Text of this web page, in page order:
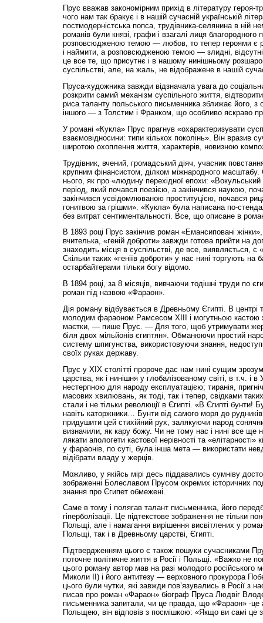
Прус вважав закономірним прихід в літературу героя-
чого нам так бракує і в нашій сучасній українській
постмодерністська попса, трудівника-селянина в ній
романів були князі, графи і взагалі лиця
розповсюдженою темою — любов, то тепер героями є
і наймити, а розповсюдженою темою — злидні,
це все те, що присутнє і в нашому нинішньому
суспільстві, але, на жаль, не відображене в нашій
Пруса-художника завжди відзначала увага до
розкрити самий механізм суспільного життя,
риса таланту польського письменника зближає його, з
іншого — з Толстим і Франком, що особливо яскраво
У романі «Кукла» Прус прагнув «охарактеризувати
взаємовідносини: типи кількох поколінь». Він вразив
широтою охоплення життя, характерів, новизною
Трудівник, вчений, громадський діяч, учасник
крупним фінансистом, ділком міжнародного
нього, як про «людину перехідної епохи: «Вокульський
період, який почався поезією, а закінчився наукою,
закінчився усвідомлюваною проституцією, почався
гонитвою за грішми». «Кукла» була написана по-
без витрат сентиментальності. Все, що описане в
В 1893 році Прус закінчив роман «Емансиповані
вчителька, «геній доброти» завжди готова прийти на
знаходить місця в суспільстві, де все, виявляється, є
Скільки таких «геніїв доброти» у нас нині торгують на
остарбайтерами тільки богу відомо.
В 1894 році, за 8 місяців, вивчаючи тодішні труди по
роман під назвою «Фараон».
Дія роману відбувається в Древньому Єгипті. В центрі
молодим фараоном Рамсесом ХІІІ і могутньою кастою
маєтки, — пише Прус. — Для того, щоб утримувати
біля двох мільйонів єгиптян». Обманюючи простий
систему шпигунства, використовуючи знання,
своїх руках державу.
Прус у ХІХ столітті пророче дає нам нині сущим
царства, як і нинішня у глобалізованому світі, в т.ч. і в
нестерпною для народу експлуатацією; тиранія,
масових хвилювань, як тоді, так і тепер, свідками
стали і не тільки революції в Єгипті. «В Єгипті бунти!
навіть каторжники… Бунти від самого моря до
придушити цей стихійний рух, залякуючи народ
визначили, як кару божу. Чи не тому нас і нині все ще
лякати апологети кастової нерівності та
у фараонів, по суті, була інша мета — використати
відібрати владу у жерців.
Можливо, у якійсь мірі десь піддавались сумніву
зображенні Болеславом Прусом окремих історичних
знання про Єгипет обмежені.
Саме в тому і полягав талант письменника, його
гіперболізації. Це підтекстове зображення не тільки
Польщі, але і намагання вирішення висвітлених у
Польщі, так і в Древньому царстві, Єгипті.
Підтвердженням цього є також пошуки сучасниками
поточне політичне життя в Росії і Польщі. «Важко не
цього роману автор мав на разі молодого російського
Миколи ІІ) і його антитезу — верховного прокурора
цього були чутки, які завжди пов’язувались в Росії з
писав про роман «Фараон» біограф Пруса Людвіг
письменника запитали, чи це правда, що «Фараон» -це
Польщею, він відповів з посмішкою: «Якщо ви самі це